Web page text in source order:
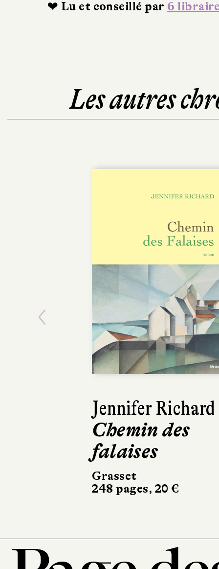
❤ Lu et conseillé par 6
Les autres
Jennifer Richard
Chemin des
falaises
Grasset
248 pages, 20 €
Lars Kepler
Le
Actes Sud
Previous